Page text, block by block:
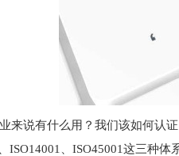
来说有什么用？我们该如何认证
ISO14001、ISO45001这三种体